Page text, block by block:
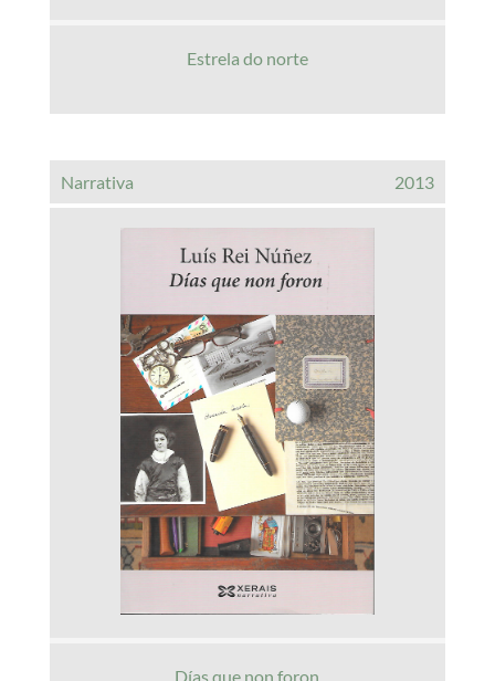
Estrela do norte
Narrativa 2013
Días que non foron